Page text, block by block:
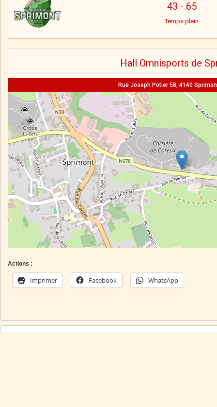
43 - 65
Temps plein
Hall Omnisports de
Rue Joseph Potier 58, 4140
Actions :
Imprimer Facebook WhatsApp